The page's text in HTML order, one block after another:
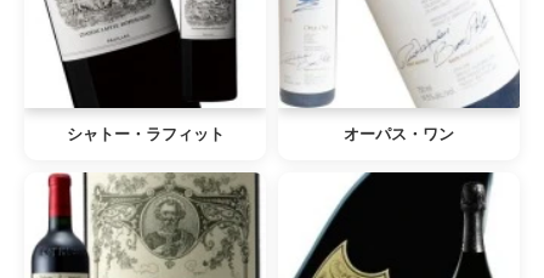
シャトー・ラフィット オーパス・ワン